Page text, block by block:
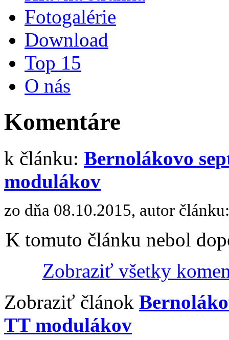
Fotogalérie
Download
Top 15
O nás
Komentáre
k článku: Bernolákovo
modulákov
zo dňa 08.10.2015, autor
K tomuto článku nebol
Zobraziť všetky
Zobraziť článok
TT modulákov